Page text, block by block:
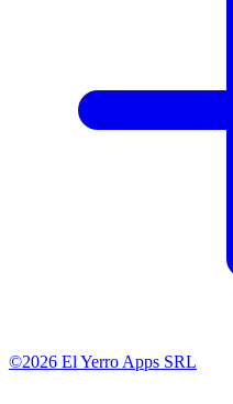
©2026 El Yerro Apps SRL